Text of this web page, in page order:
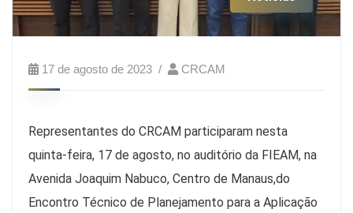
17 de agosto de 2023 CRCAM
Representantes do CRCAM participaram nesta
quinta-feira, 17 de agosto, no auditório da FIEAM, na
Avenida Joaquim Nabuco, Centro de Manaus,do
Encontro Técnico de Planejamento para a Aplicação